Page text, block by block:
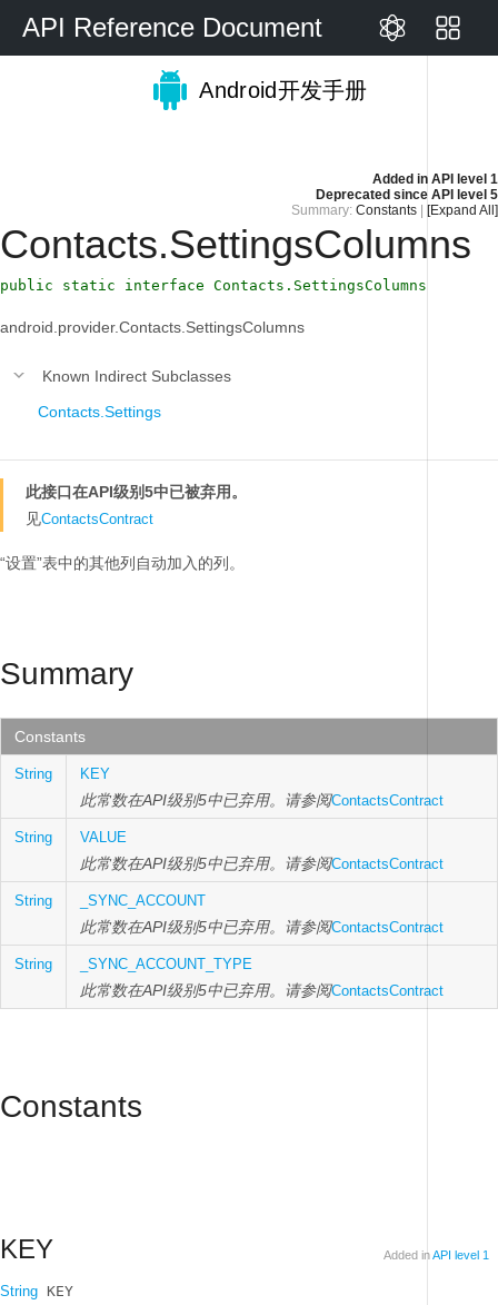
API Reference Document
Android开发手册
Added in API level 1
Deprecated since API level 5
Summary: Constants [Expand All]
Contacts.SettingsColumns
public static interface Contacts.SettingsColumns
android.provider.Contacts.SettingsColumns
Known Indirect Subclasses
Contacts.Settings
此接口在API级别5中已被弃用。
见ContactsContract
“设置”表中的其他列自动加入的列。
Summary
Constants
String KEY
此常数在API级别5中已弃用。请参阅ContactsContract
String VALUE
此常数在API级别5中已弃用。请参阅ContactsContract
String _SYNC_ACCOUNT
此常数在API级别5中已弃用。请参阅ContactsContract
String _SYNC_ACCOUNT_TYPE
此常数在API级别5中已弃用。请参阅ContactsContract
Constants
KEY Added inAPI level 1
String KEY